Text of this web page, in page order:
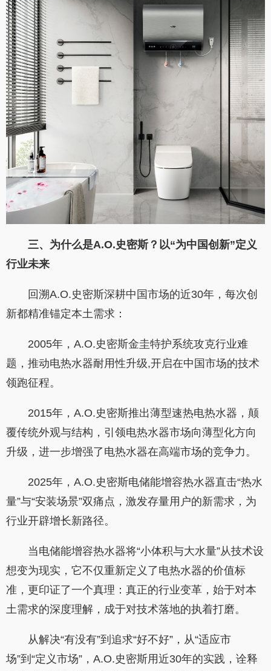
三、为什么是A.O.史密斯？以“为中国创新”定义
行业未来
回溯A.O.史密斯深耕中国市场的近30年，每次创
新都精准锚定本土需求：
2005年，A.O.史密斯金圭特护系统攻克行业难
题，推动电热水器耐用性升级,开启在中国市场的技术
领跑征程。
2015年，A.O.史密斯推出薄型速热电热水器，颠
覆传统外观与结构，引领电热水器市场向薄型化方向
升级，进一步增强了电热水器在高端市场的竞争力。
2025年，A.O.史密斯电储能增容热水器直击“热水
量”与“安装场景”双痛点，激发存量用户的新需求，为
行业开辟增长新路径。
当电储能增容热水器将“小体积与大水量”从技术设
想变为现实，它不仅重新定义了电热水器的价值标
准，更印证了一个真理：真正的行业变革，始于对本
土需求的深度理解，成于对技术落地的执着打磨。
从解决“有没有”到追求“好不好”，从“适应市
场”到“定义市场”，A.O.史密斯用近30年的实践，诠释